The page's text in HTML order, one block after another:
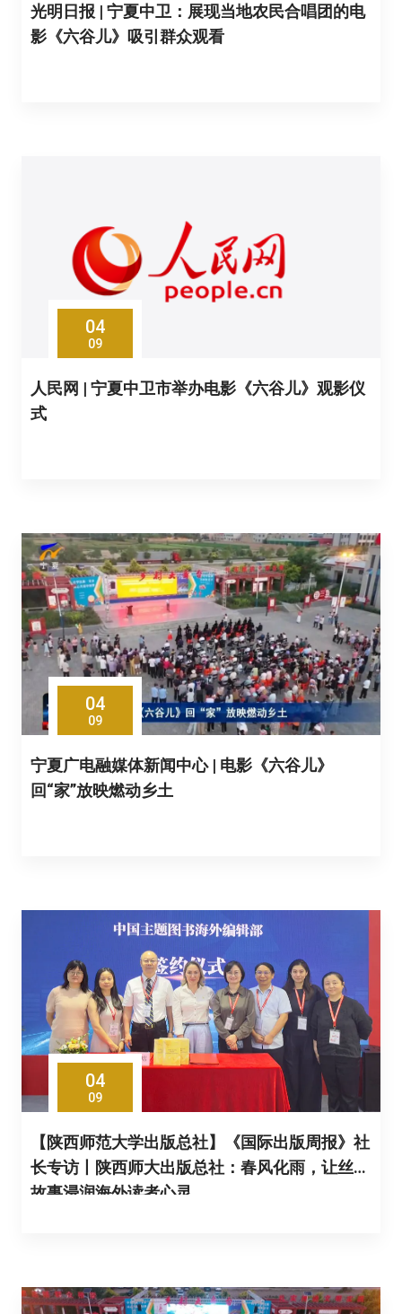
光明日报 | 宁夏中卫：展现当地农民合唱团的电
影《六谷儿》吸引群众观看
04
09
人民网 | 宁夏中卫市举办电影《六谷儿》观影仪
式
04
09
宁夏广电融媒体新闻中心 | 电影《六谷儿》
回“家”放映燃动乡土
04
09
【陕西师范大学出版总社】《国际出版周报》社
长专访丨陕西师大出版总社：春风化雨，让丝路
故事浸润海外读者心灵